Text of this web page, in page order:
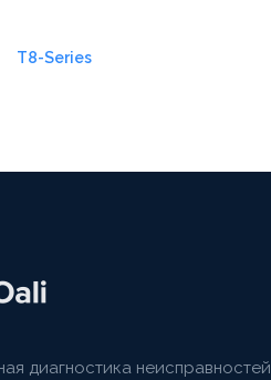
T8-Series
диагностика неисправностей